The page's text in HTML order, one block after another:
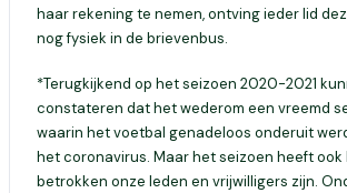
haar rekening te nemen, ontving ieder lid
nog fysiek in de brievenbus.
*Terugkijkend op het seizoen 2020-2021
constateren dat het wederom een vreemd
waarin het voetbal genadeloos onderuit
het coronavirus. Maar het seizoen heeft ook
betrokken onze leden en vrijwilligers zijn.